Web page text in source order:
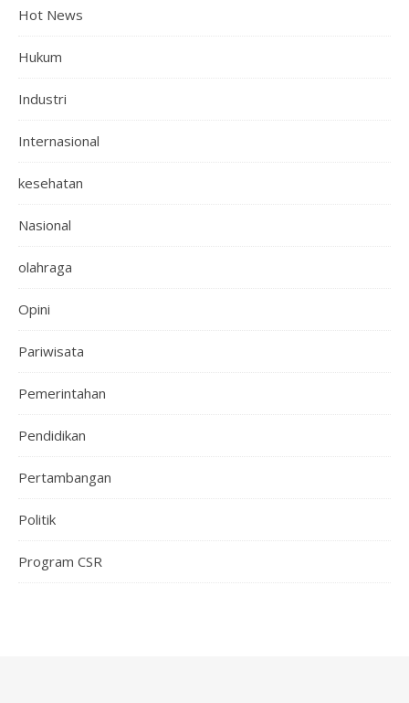
Hot News
Hukum
Industri
Internasional
kesehatan
Nasional
olahraga
Opini
Pariwisata
Pemerintahan
Pendidikan
Pertambangan
Politik
Program CSR